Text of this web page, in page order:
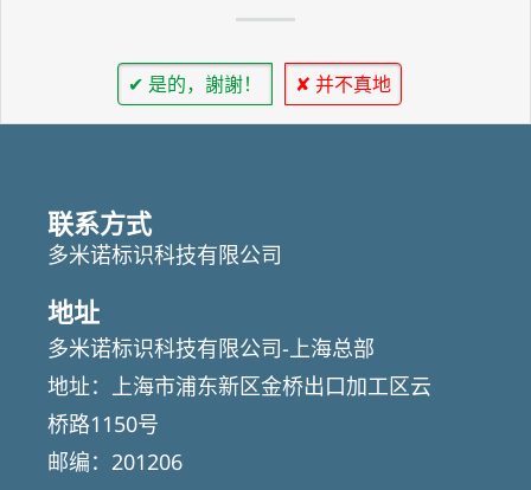
✔ 是的，謝謝！ ✘ 并不真地
联系方式
多米诺标识科技有限公司
地址
多米诺标识科技有限公司-上海总部
地址：上海市浦东新区金桥出口加工区云
桥路1150号
邮编：201206